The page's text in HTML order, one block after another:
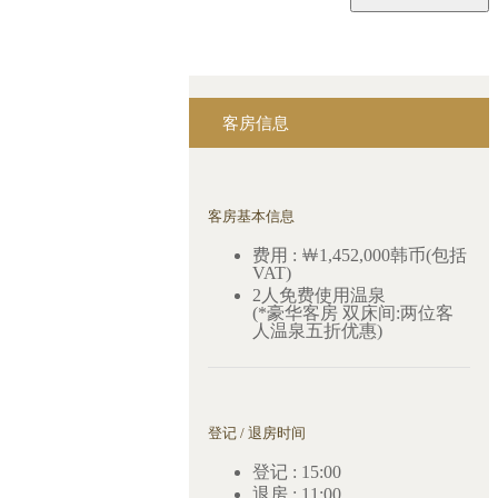
客房信息
客房基本信息
费用 : ￦1,452,000韩币(包括
VAT)
2人免费使用温泉
(*豪华客房 双床间:两位客
人温泉五折优惠)
登记 / 退房时间
登记 : 15:00
退房 : 11:00